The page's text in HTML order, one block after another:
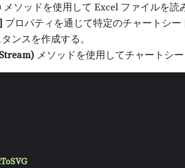
メソッドを使用して Excel ファイルを読
プロパティを通じて特定のチャートシ
ンスを作成する。
メソッドを使用してチャートシ